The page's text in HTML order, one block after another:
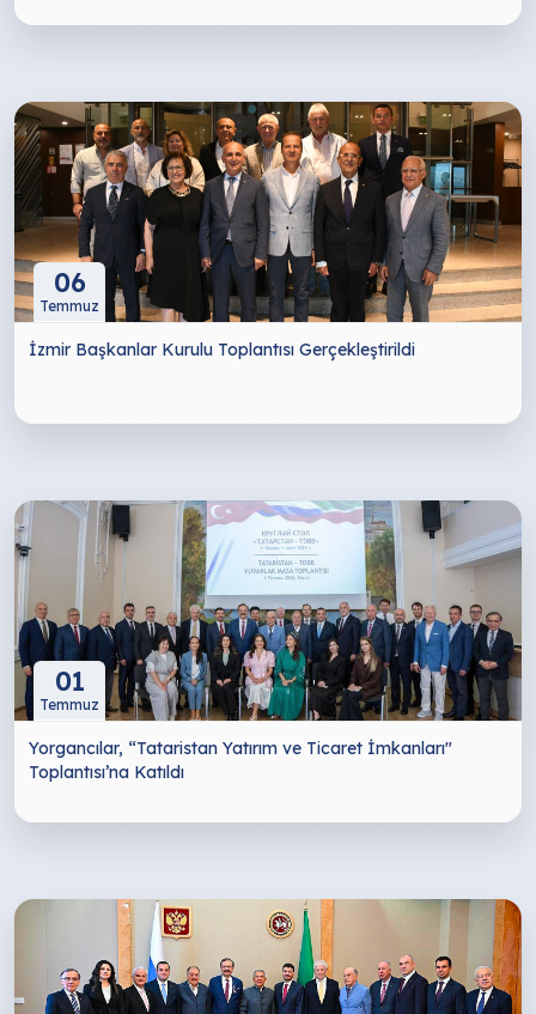
06
Temmuz
İzmir Başkanlar Kurulu Toplantısı Gerçekleştirildi
01
Temmuz
Yorgancılar, “Tataristan Yatırım ve Ticaret İmkanları"
Toplantısı’na Katıldı